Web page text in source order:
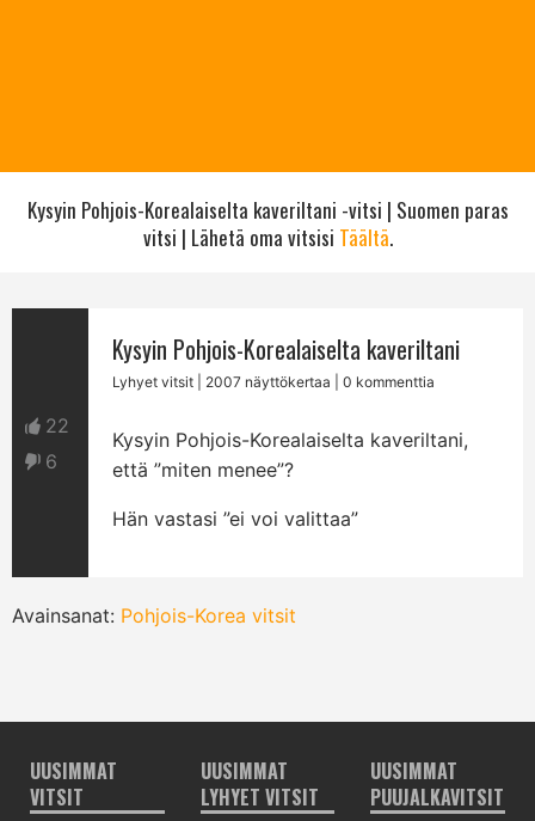
Kysyin Pohjois-Korealaiselta kaveriltani -vitsi | Suomen paras
vitsi | Lähetä oma vitsisi Täältä.
22
6
Kysyin Pohjois-Korealaiselta kaveriltani
Lyhyet vitsit | 2007 näyttökertaa | 0 kommenttia
Kysyin Pohjois-Korealaiselta kaveriltani,
että ”miten menee”?
Hän vastasi ”ei voi valittaa”
Avainsanat: Pohjois-Korea vitsit
UUSIMMAT
VITSIT
UUSIMMAT
LYHYET VITSIT
UUSIMMAT
PUUJALKAVITSIT